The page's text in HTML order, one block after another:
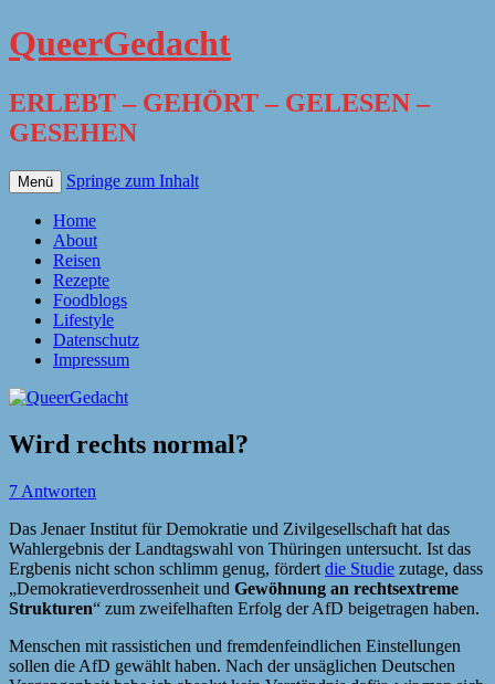
QueerGedacht
ERLEBT – GEHÖRT – GELESEN –
GESEHEN
Menü Springe zum Inhalt
Home
About
Reisen
Rezepte
Foodblogs
Lifestyle
Datenschutz
Impressum
Wird rechts normal?
7 Antworten
Das Jenaer Institut für Demokratie und Zivilgesellschaft hat das
Wahlergebnis der Landtagswahl von Thüringen untersucht. Ist das
Ergbenis nicht schon schlimm genug, fördert die Studie zutage, dass
„Demokratieverdrossenheit und Gewöhnung an rechtsextreme
Strukturen“ zum zweifelhaften Erfolg der AfD beigetragen haben.
Menschen mit rassistichen und fremdenfeindlichen Einstellungen
sollen die AfD gewählt haben. Nach der unsäglichen Deutschen